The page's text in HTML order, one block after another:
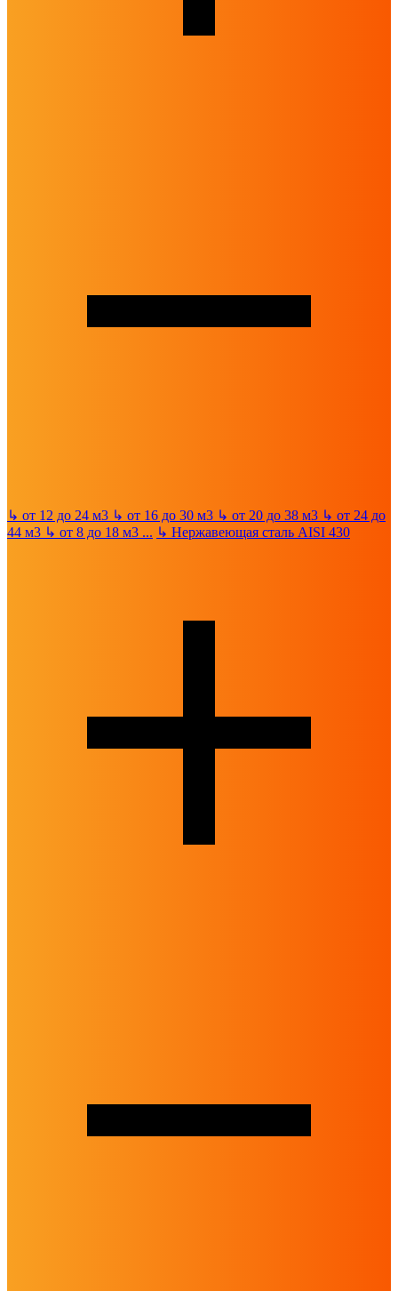
↳ от 12 до 24 м3 ↳ от 16 до 30 м3 ↳ от 20 до 38 м3 ↳ от 24 до
44 м3 ↳ от 8 до 18 м3 ... ↳ Нержавеющая сталь AISI 430